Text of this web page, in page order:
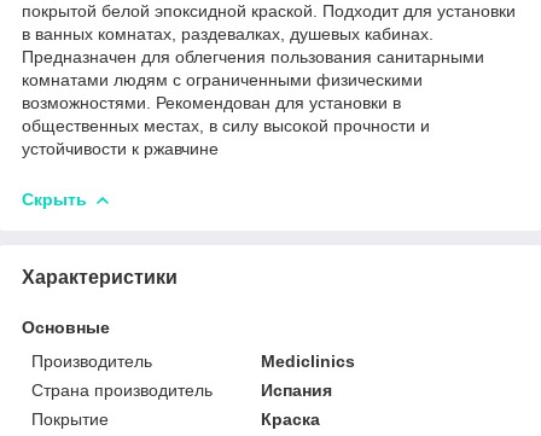
покрытой белой эпоксидной краской. Подходит для установки
в ванных комнатах, раздевалках, душевых кабинах.
Предназначен для облегчения пользования санитарными
комнатами людям с ограниченными физическими
возможностями. Рекомендован для установки в
общественных местах, в силу высокой прочности и
устойчивости к ржавчине
Скрыть
Характеристики
Основные
Производитель
Mediclinics
Страна производитель
Испания
Покрытие
Краска